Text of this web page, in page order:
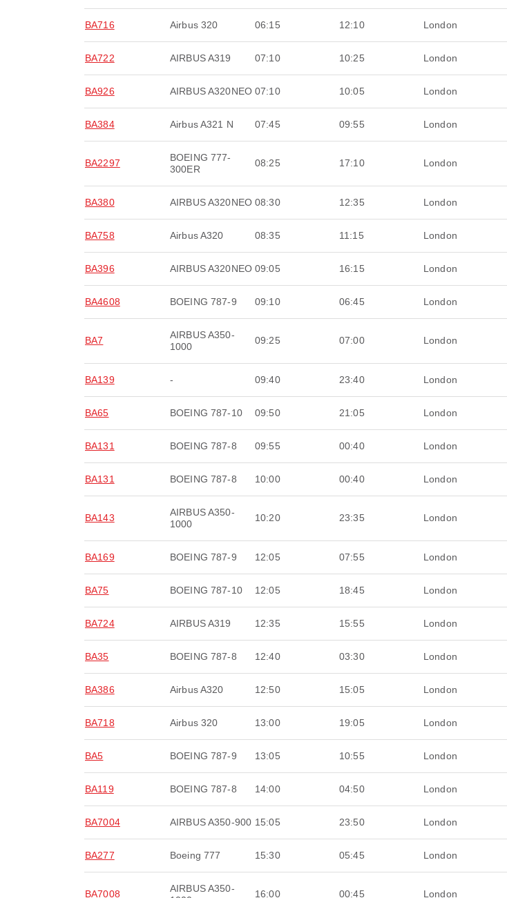
BA716 Airbus 320 06:15 12:10 London
BA722 AIRBUS A319 07:10 10:25 London
BA926 AIRBUS A320NEO 07:10 10:05 London
BA384 Airbus A321 N 07:45 09:55 London
BA2297
BOEING 777-
300ER
08:25 17:10 London
BA380 AIRBUS A320NEO 08:30 12:35 London
BA758 Airbus A320 08:35 11:15 London
BA396 AIRBUS A320NEO 09:05 16:15 London
BA4608 BOEING 787-9 09:10 06:45 London
BA7
AIRBUS A350-
1000
09:25 07:00 London
BA139 - 09:40 23:40 London
BA65 BOEING 787-10 09:50 21:05 London
BA131 BOEING 787-8 09:55 00:40 London
BA131 BOEING 787-8 10:00 00:40 London
BA143
AIRBUS A350-
1000
10:20 23:35 London
BA169 BOEING 787-9 12:05 07:55 London
BA75 BOEING 787-10 12:05 18:45 London
BA724 AIRBUS A319 12:35 15:55 London
BA35 BOEING 787-8 12:40 03:30 London
BA386 Airbus A320 12:50 15:05 London
BA718 Airbus 320 13:00 19:05 London
BA5 BOEING 787-9 13:05 10:55 London
BA119 BOEING 787-8 14:00 04:50 London
BA7004 AIRBUS A350-900 15:05 23:50 London
BA277 Boeing 777 15:30 05:45 London
BA7008
AIRBUS A350-
16:00 00:45 London